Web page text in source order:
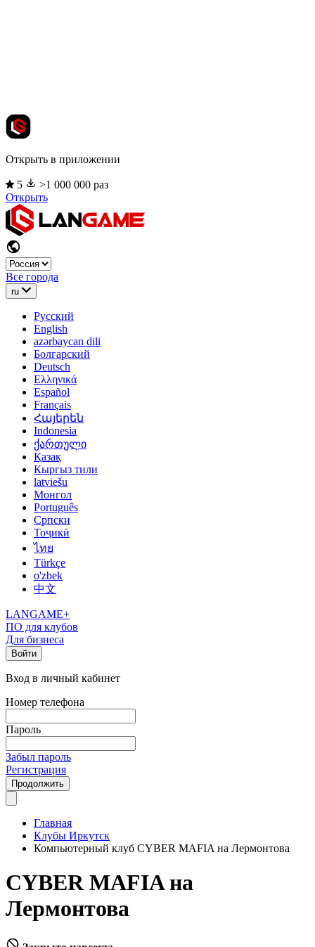
Открыть в приложении
5
>1 000 000 раз
Открыть
Все города
ru
Русский
English
azərbaycan dili
Болгарский
Deutsch
Ελληνικά
Español
Français
Հայերեն
Indonesia
ქართული
Қазақ
Кыргыз тили
latviešu
Монгол
Português
Српски
Тоҷикӣ
ไทย
Türkçe
o'zbek
中文
LANGAME+
ПО для клубов
Для бизнеса
Войти
Вход в личный кабинет
Номер телефона
Пароль
Забыл пароль
Регистрация
Продолжить
Главная
Клубы Иркутск
Компьютерный клуб CYBER MAFIA на Лермонтова
CYBER MAFIA на
Лермонтова